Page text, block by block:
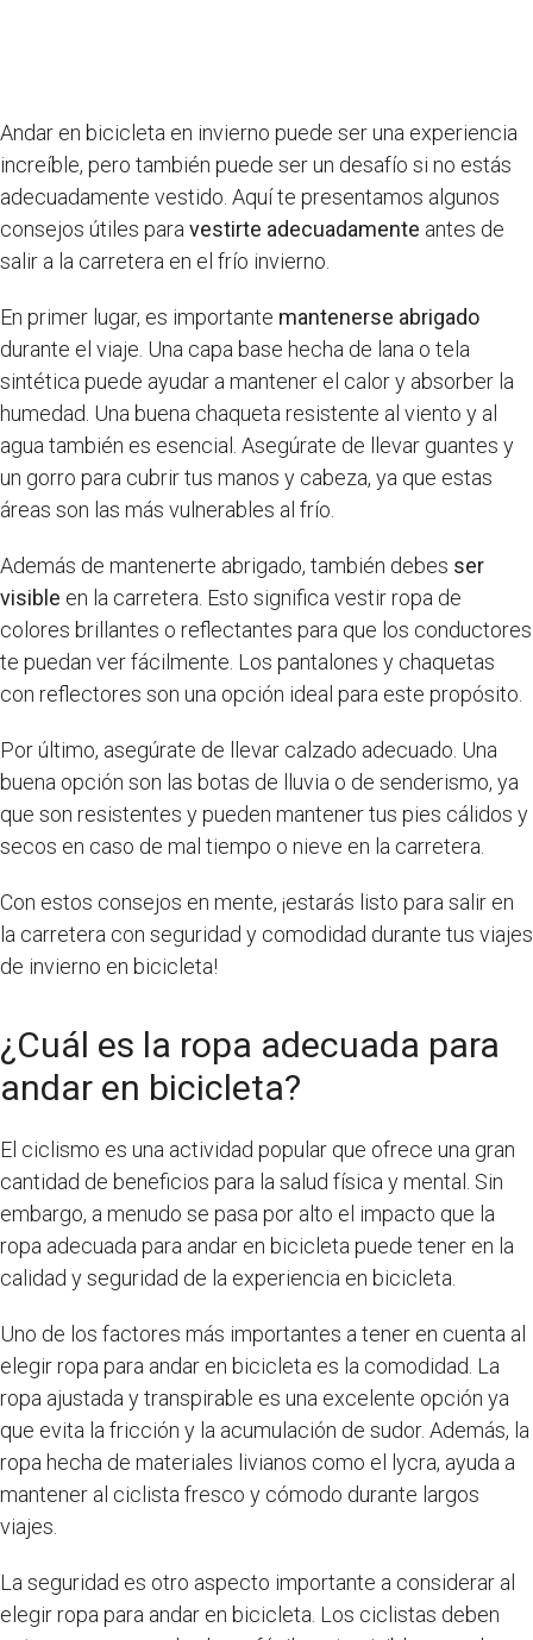
Andar en bicicleta en invierno puede ser una experiencia
increíble, pero también puede ser un desafío si no estás
adecuadamente vestido. Aquí te presentamos algunos
consejos útiles para vestirte adecuadamente antes de
salir a la carretera en el frío invierno.
En primer lugar, es importante mantenerse abrigado
durante el viaje. Una capa base hecha de lana o tela
sintética puede ayudar a mantener el calor y absorber la
humedad. Una buena chaqueta resistente al viento y al
agua también es esencial. Asegúrate de llevar guantes y
un gorro para cubrir tus manos y cabeza, ya que estas
áreas son las más vulnerables al frío.
Además de mantenerte abrigado, también debes ser
visible en la carretera. Esto significa vestir ropa de
colores brillantes o reflectantes para que los conductores
te puedan ver fácilmente. Los pantalones y chaquetas
con reflectores son una opción ideal para este propósito.
Por último, asegúrate de llevar calzado adecuado. Una
buena opción son las botas de lluvia o de senderismo, ya
que son resistentes y pueden mantener tus pies cálidos y
secos en caso de mal tiempo o nieve en la carretera.
Con estos consejos en mente, ¡estarás listo para salir en
la carretera con seguridad y comodidad durante tus viajes
de invierno en bicicleta!
¿Cuál es la ropa adecuada para
andar en bicicleta?
El ciclismo es una actividad popular que ofrece una gran
cantidad de beneficios para la salud física y mental. Sin
embargo, a menudo se pasa por alto el impacto que la
ropa adecuada para andar en bicicleta puede tener en la
calidad y seguridad de la experiencia en bicicleta.
Uno de los factores más importantes a tener en cuenta al
elegir ropa para andar en bicicleta es la comodidad. La
ropa ajustada y transpirable es una excelente opción ya
que evita la fricción y la acumulación de sudor. Además, la
ropa hecha de materiales livianos como el lycra, ayuda a
mantener al ciclista fresco y cómodo durante largos
viajes.
La seguridad es otro aspecto importante a considerar al
elegir ropa para andar en bicicleta. Los ciclistas deben